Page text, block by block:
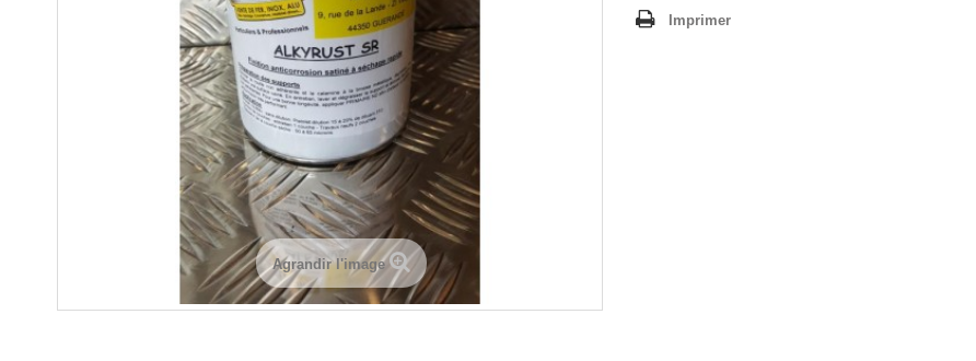
Agrandir l'image
Imprimer